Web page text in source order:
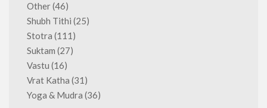
Other(46)
Shubh Tithi (25)
Stotra (111)
Suktam (27)
Vastu (16)
Vrat Katha (31)
Yoga & Mudra (36)